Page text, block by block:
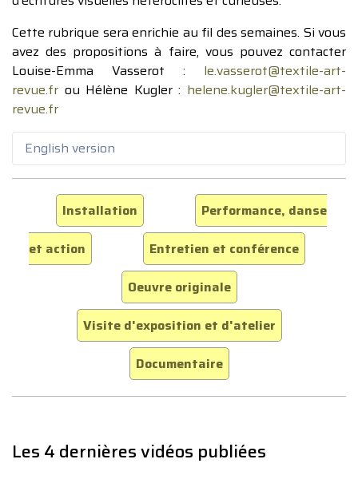
Cette rubrique sera enrichie au fil des semaines. Si vous
avez des propositions à faire, vous pouvez contacter
Louise-Emma Vasserot : le.vasserot@textile-art-
revue.fr ou Hélène Kugler : helene.kugler@textile-art-
revue.fr
English version
Installation
Performance, danse
et action
Entretien et conférence
Oeuvre originale
Visite d'exposition et d'atelier
Documentaire
Les 4 dernières vidéos publiées